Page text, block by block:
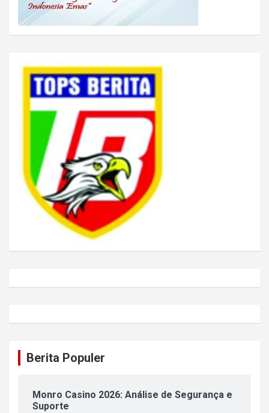
Berita Populer
Monro Casino 2026: Análise de Segurança e
Suporte